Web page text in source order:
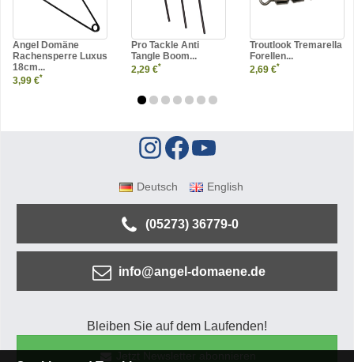
Angel Domäne
Rachensperre Luxus
18cm...
3,99 €*
Pro Tackle Anti
Tangle Boom...
2,29 €*
Troutlook Tremarella
Forellen...
2,69 €*
Deutsch English
(05273) 36779-0
info@angel-domaene.de
Bleiben Sie auf dem Laufenden!